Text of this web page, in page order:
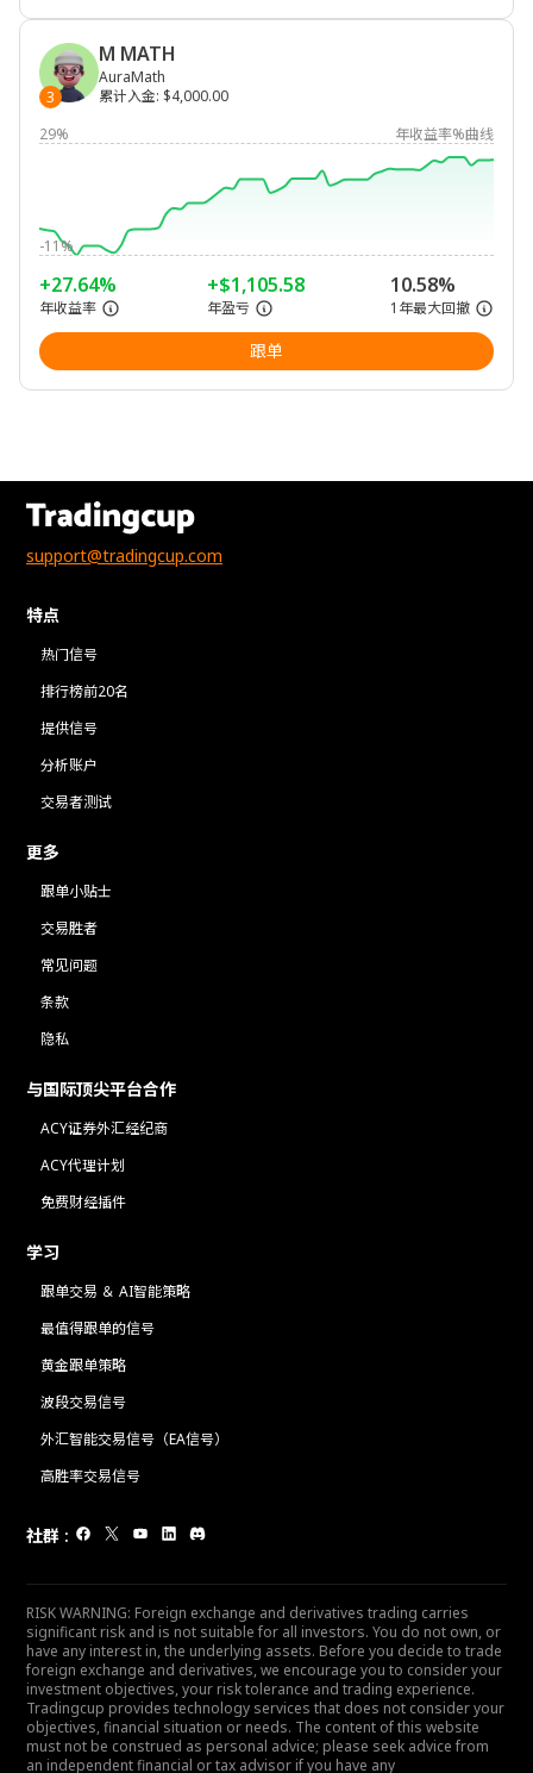
3
M MATH
AuraMath
累计入金: $4,000.00
29%
年收益率%曲线
-11%
+27.64%
年收益率
+$1,105.58
年盈亏
10.58%
1年最大回撤
跟单
support@tradingcup.com
特点
热门信号
排行榜前20名
提供信号
分析账户
交易者测试
更多
跟单小贴士
交易胜者
常见问题
条款
隐私
与国际顶尖平台合作
ACY证券外汇经纪商
ACY代理计划
免费财经插件
学习
跟单交易 ＆ AI智能策略
最值得跟单的信号
黄金跟单策略
波段交易信号
外汇智能交易信号（EA信号）
高胜率交易信号
社群 :
RISK WARNING: Foreign exchange and derivatives trading carries
significant risk and is not suitable for all investors. You do not own, or
have any interest in, the underlying assets. Before you decide to trade
foreign exchange and derivatives, we encourage you to consider your
investment objectives, your risk tolerance and trading experience.
Tradingcup provides technology services that does not consider your
objectives, financial situation or needs. The content of this website
must not be construed as personal advice; please seek advice from
an independent financial or tax advisor if you have any